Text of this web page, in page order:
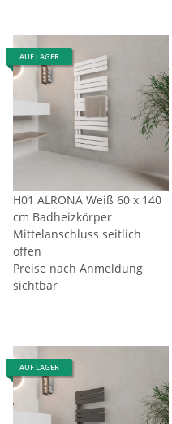
AUF LAGER
H01 ALRONA Weiß 60 x 140
cm Badheizkörper
Mittelanschluss seitlich
offen
Preise nach Anmeldung
sichtbar
AUF LAGER